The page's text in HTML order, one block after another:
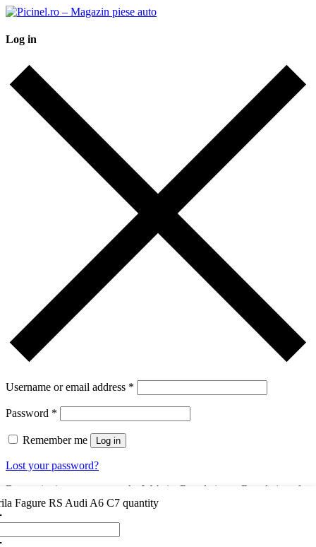
Fagure RS Audi A6 C7 quantity
Log in
Username or email address *
Password *
Remember me Log in
Lost your password?
By continuing, you accept the Website Regulations , Regulations for
the sale of alcoholic beverages and the
You dont have an account yet?